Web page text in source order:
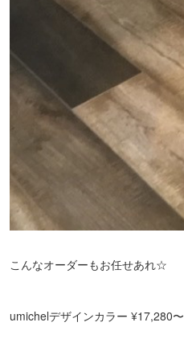
こんなオーダーもお任せあれ☆
umichelデザインカラー ¥17,280〜